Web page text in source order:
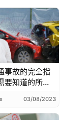
事故的完全指
要知道的所有
03/08/2023